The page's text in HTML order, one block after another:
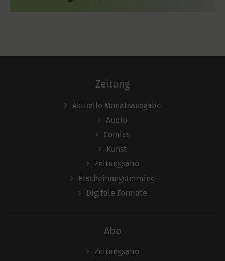
Zeitung
Aktuelle Monatsausgabe
Audio
Comics
Kunst
Zeitungsabo
Erscheinungstermine
Digitale Formate
Abo
Zeitungsabo